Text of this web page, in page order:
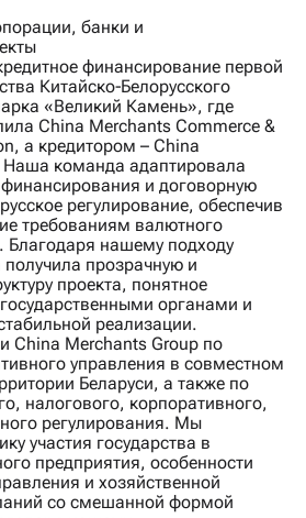
банки и
финансирование первой
Китайско‑Белорусского
«Великий Камень», где
China Merchants Commerce &
, а кредитором – China
Наша команда адаптировала
и договорную
регулирование, обеспечив
требованиям валютного
Благодаря нашему подходу
получила прозрачную и
проекта, понятное
органами и
реализации.
China Merchants Group по
управления в совместном
Беларуси, а также по
налогового, корпоративного,
регулирования. Мы
участия государства в
предприятия, особенности
и хозяйственной
со смешанной формой